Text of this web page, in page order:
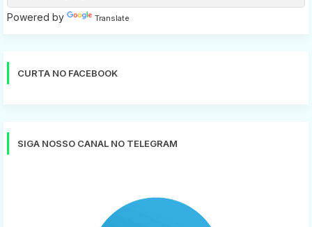
Powered by Translate
CURTA NO FACEBOOK
SIGA NOSSO CANAL NO TELEGRAM